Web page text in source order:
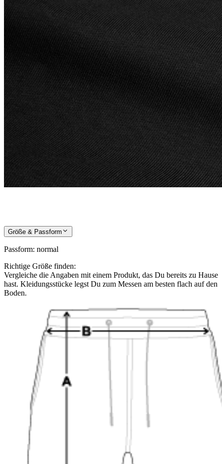
Größe & Passform
Passform: normal
Richtige Größe finden:
Vergleiche die Angaben mit einem Produkt, das Du bereits zu Hause
hast. Kleidungsstücke legst Du zum Messen am besten flach auf den
Boden.